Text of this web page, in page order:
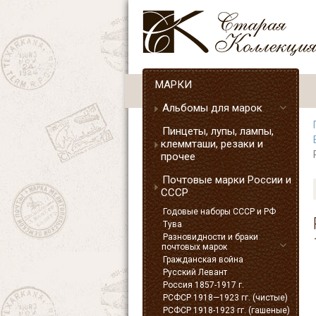
МАРКИ
Альбомы для марок
Пинцеты, лупы, лампы,
клеммташи, резаки и
прочее
Почтовые марки России и
СССР
Годовые наборы СССР и РФ
Тува
Разновидности и браки
почтовых марок
Гражданская война
Русский Левант
Россия 1857-1917 г.
РСФСР 1918—1923 гг. (чистые)
РСФСР 1918-1923 гг. (гашеные)